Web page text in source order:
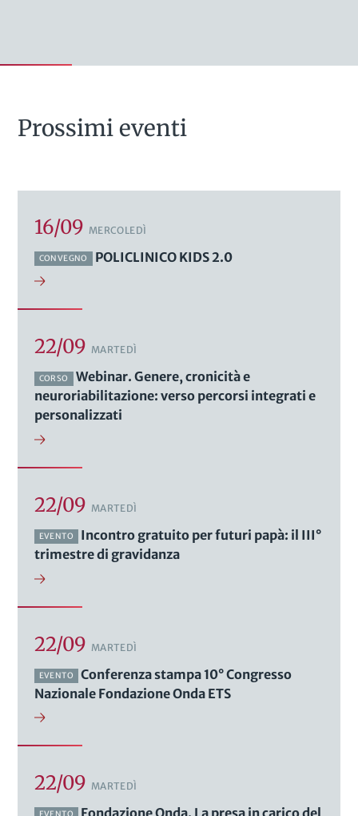
Prossimi eventi
16/09 MERCOLEDÌ
CONVEGNO POLICLINICO KIDS 2.0
22/09 MARTEDÌ
CORSO
Webinar. Genere, cronicità e
neuroriabilitazione: verso percorsi integrati e
personalizzati
22/09 MARTEDÌ
EVENTO
Incontro gratuito per futuri papà: il III°
trimestre di gravidanza
22/09 MARTEDÌ
EVENTO
Conferenza stampa 10° Congresso
Nazionale Fondazione Onda ETS
22/09 MARTEDÌ